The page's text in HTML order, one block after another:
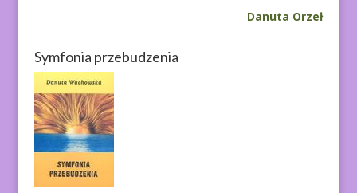
Danuta Orzeł
Symfonia przebudzenia